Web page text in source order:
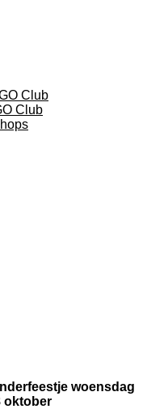
Club
Club
woensdag
oktober